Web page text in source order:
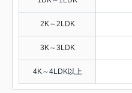
2K～2LDK
3K～3LDK
4K～4LDK以上